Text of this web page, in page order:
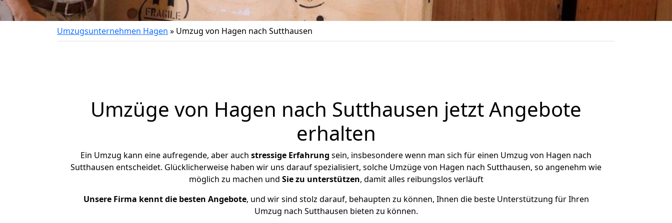
Umzugsunternehmen Hagen » Umzug von Hagen nach Sutthausen
Umzüge von Hagen nach Sutthausen jetzt Angebote
erhalten
Ein Umzug kann eine aufregende, aber auch stressige Erfahrung sein, insbesondere wenn man sich für einen Umzug von Hagen nach
Sutthausen entscheidet. Glücklicherweise haben wir uns darauf spezialisiert, solche Umzüge von Hagen nach Sutthausen, so angenehm wie
möglich zu machen und Sie zu unterstützen, damit alles reibungslos verläuft
Unsere Firma kennt die besten Angebote, und wir sind stolz darauf, behaupten zu können, Ihnen die beste Unterstützung für Ihren
Umzug nach Sutthausen bieten zu können.